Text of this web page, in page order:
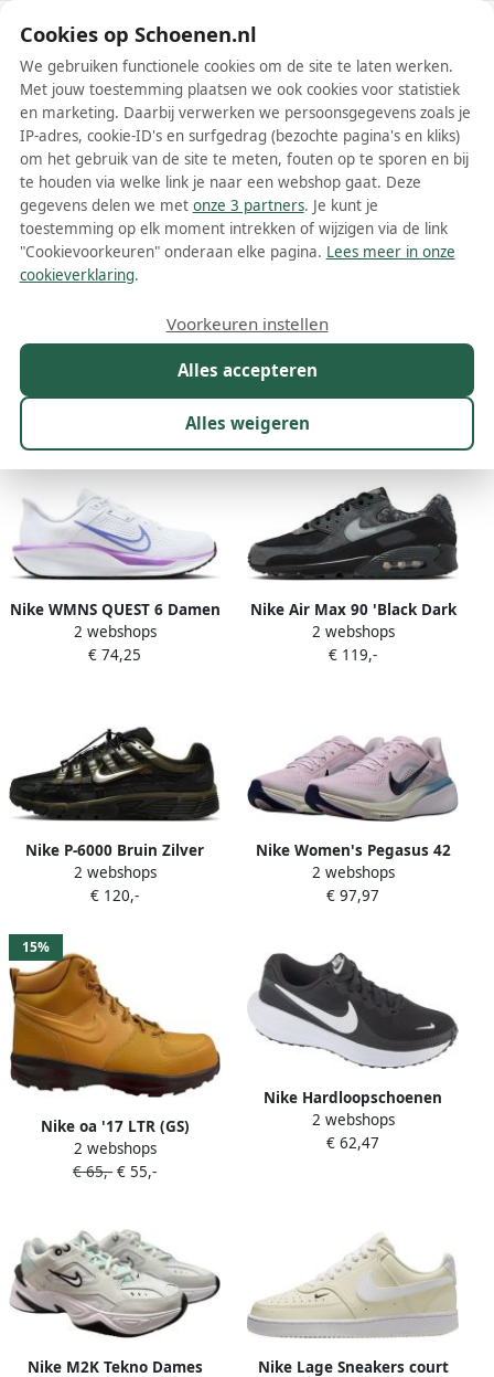
Schoenen.nl
Wis filters Alle filters
Multicolors Nike damesschoenen
Meer lezen
Model Kleur
448 resultaten:
Nike WMNS QUEST 6 Damen
Sneakers Wit FD6034
2 webshops
€ 74,25
Nike Air Max 90 'Black Dark
Smoke Grey'
2 webshops
€ 119,-
Nike P-6000 Bruin Zilver
Olive Groen
2 webshops
€ 120,-
Nike Women's Pegasus 42
Hardloopschoenen
meerkleurig
2 webshops
€ 97,97
15%
Nike oa '17 LTR (GS)
Sneakers Unisex Bruin
Zwart
2 webshops
€ 65,- € 55,-
Nike Hardloopschoenen
Chaussures de running
Revolution 8 mousse douce
2 webshops
€ 62,47
Nike M2K Tekno Dames
Nike Lage Sneakers court
Cookies op Schoenen.nl
We gebruiken functionele cookies om de site te laten werken.
Met jouw toestemming plaatsen we ook cookies voor statistiek
en marketing. Daarbij verwerken we persoonsgegevens zoals je
IP-adres, cookie-ID's en surfgedrag (bezochte pagina's en kliks)
om het gebruik van de site te meten, fouten op te sporen en bij
te houden via welke link je naar een webshop gaat. Deze
gegevens delen we met onze 3 partners. Je kunt je
toestemming op elk moment intrekken of wijzigen via de link
"Cookievoorkeuren" onderaan elke pagina. Lees meer in onze
cookieverklaring.
Alles accepteren
Alles weigeren
Voorkeuren instellen